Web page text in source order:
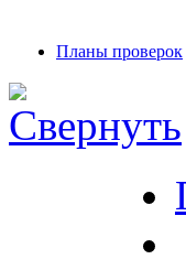
Планы проверок